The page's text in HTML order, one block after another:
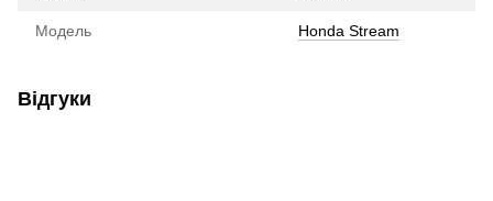
Модель Honda Stream
Відгуки